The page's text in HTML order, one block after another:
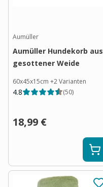
Aumüller
Aumüller Hundekorb aus
gesottener Weide
60x45x15cm +2Varianten
4.8 (50)
18,99 €